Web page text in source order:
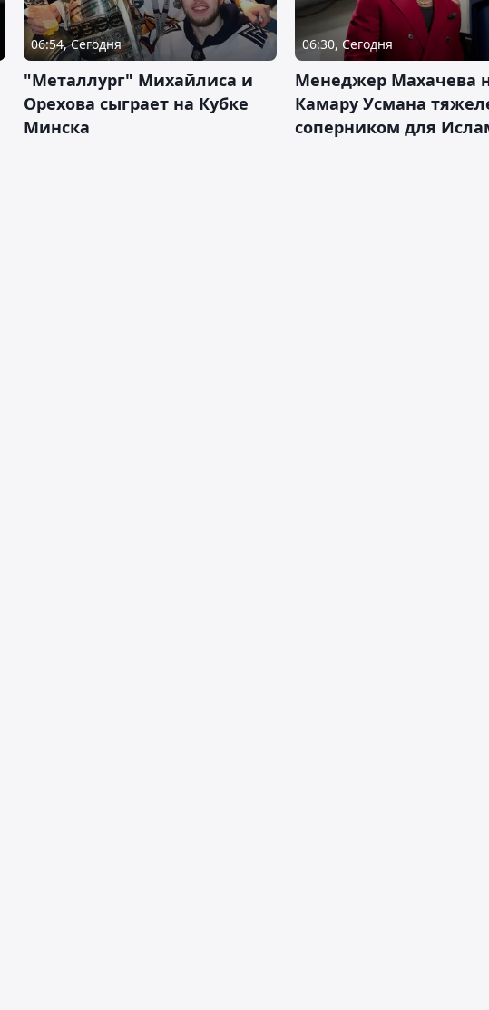
06:54, Сегодня
"Металлург" Михайлиса и
Орехова сыграет на Кубке
Минска
06:30, Сегодня
Менеджер Махачева
Камару Усмана
соперником для